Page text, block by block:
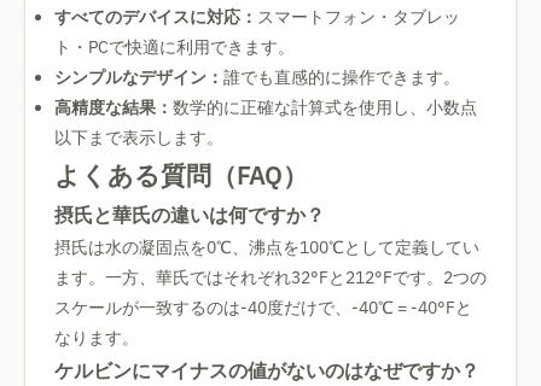
すべてのデバイスに対応： スマートフォン・タブレッ
ト・PCで快適に利用できます。
シンプルなデザイン： 誰でも直感的に操作できます。
高精度な結果： 数学的に正確な計算式を使用し、小数点
以下まで表示します。
よくある質問（FAQ）
摂氏と華氏の違いは何ですか？
摂氏は水の凝固点を0℃、沸点を100℃として定義してい
ます。一方、華氏ではそれぞれ32°Fと212°Fです。2つの
スケールが一致するのは-40度だけで、-40℃ = -40°Fと
なります。
ケルビンにマイナスの値がないのはなぜですか？